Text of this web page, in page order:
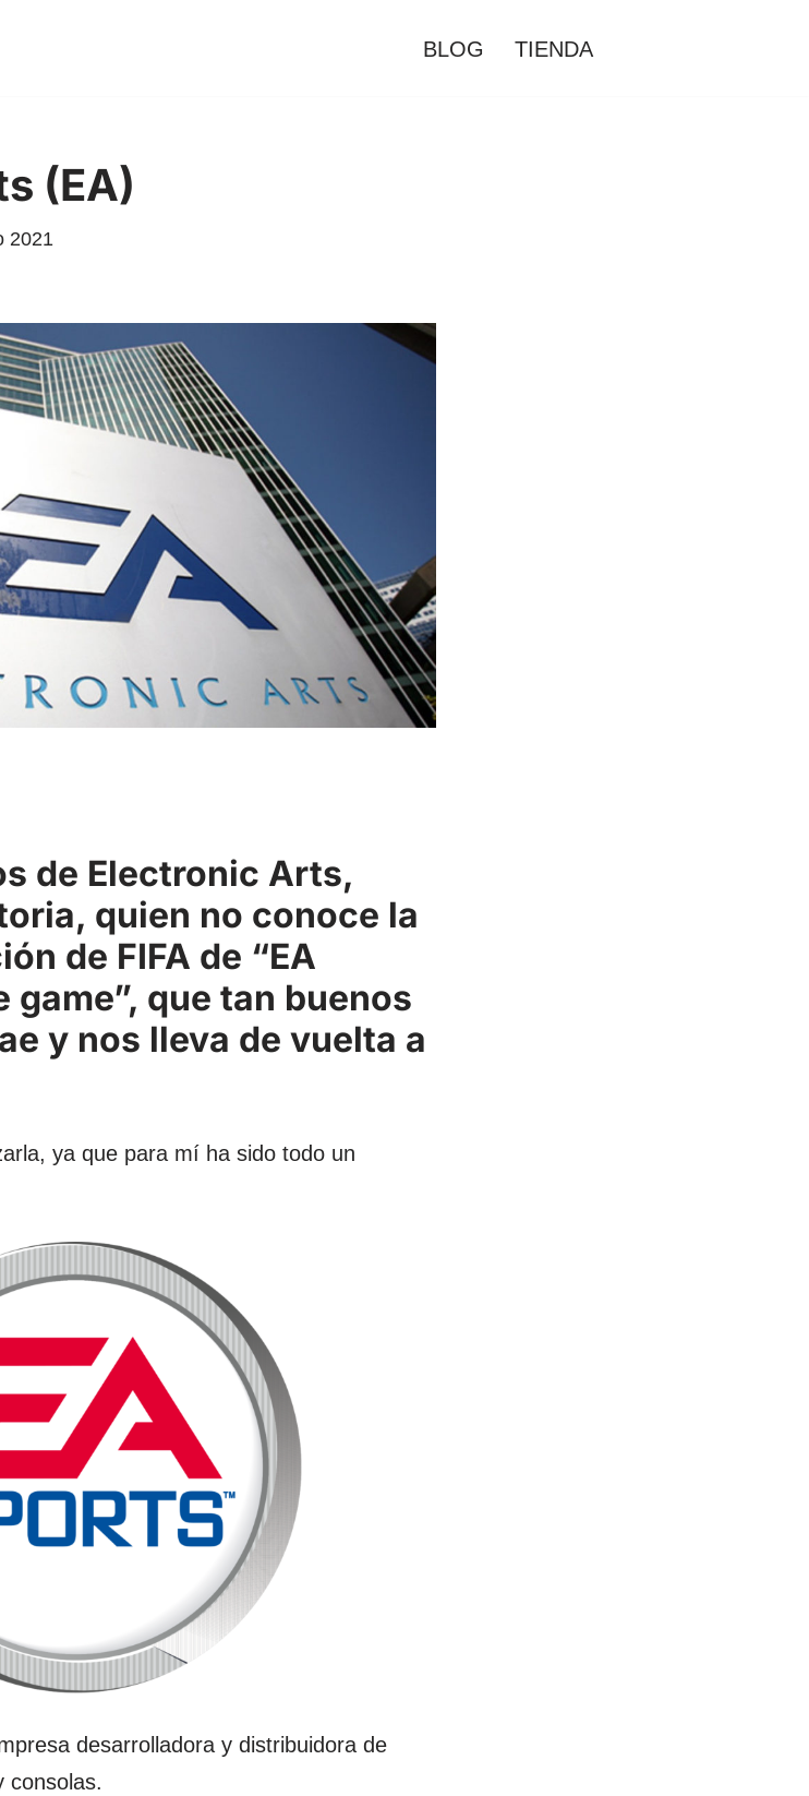
BLOG TIENDA
(EA)
2021
de Electronic Arts,
quien no conoce la
de FIFA de “EA
game”, que tan buenos
y nos lleva de vuelta a
ya que para mí ha sido todo un
desarrolladora y distribuidora de
consolas.